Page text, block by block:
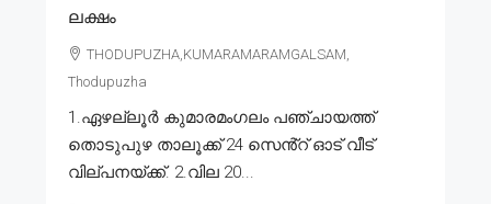
ലക്ഷം
THODUPUZHA,KUMARAMARAMGALSAM,
Thodupuzha
1.ഏഴല്ലൂർ കുമാരമംഗലം പഞ്ചായത്ത്
തൊടുപുഴ താലൂക്ക് 24 സെൻ്റ് ഓട് വീട്
വില്പനയ്ക്ക്. 2.വില 20...